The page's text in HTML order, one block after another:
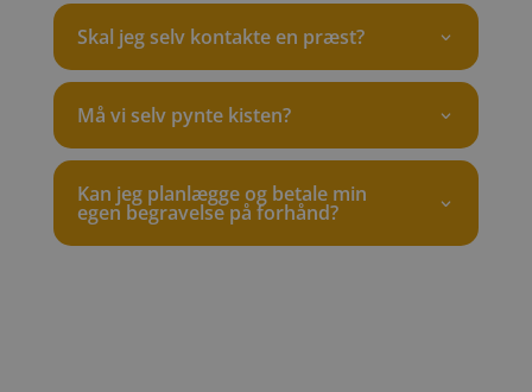
Skal jeg selv kontakte en præst?
Må vi selv pynte kisten?
Kan jeg planlægge og betale min
egen begravelse på forhånd?